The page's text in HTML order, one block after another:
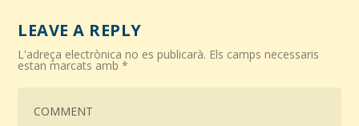
LEAVE A REPLY
L'adreça electrònica no es publicarà. Els camps necessaris
estan marcats amb*